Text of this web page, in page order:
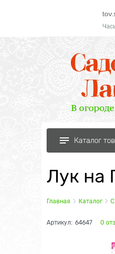
Каталог
Лук на
Главная Каталог
Артикул: 64647 0